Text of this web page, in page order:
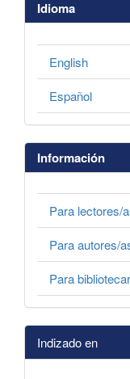
Idioma
English
Español
Información
Para lectores/
Para autores/
Para
Indizado en